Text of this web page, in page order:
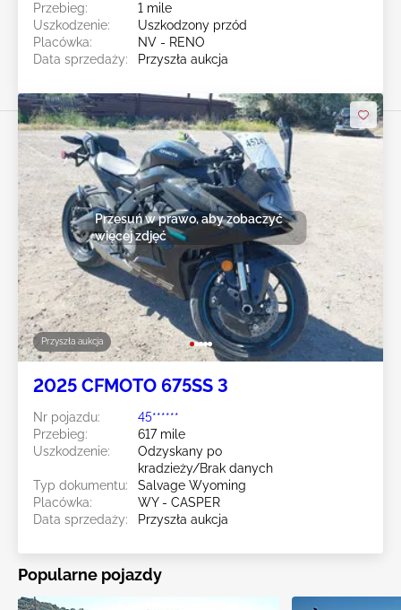
Przebieg:
1 mile
Uszkodzenie:
Uszkodzony przód
Placówka:
NV - RENO
Data sprzedaży:
Przyszła aukcja
Przyszła aukcja
Przesuń w prawo, aby zobaczyć
więcej zdjęć
2025 CFMOTO 675SS 3
Nr pojazdu:
45******
Przebieg:
617 mile
Uszkodzenie:
Odzyskany po
kradzieży/Brak danych
Typ dokumentu:
Salvage Wyoming
Placówka:
WY - CASPER
Data sprzedaży:
Przyszła aukcja
Popularne pojazdy